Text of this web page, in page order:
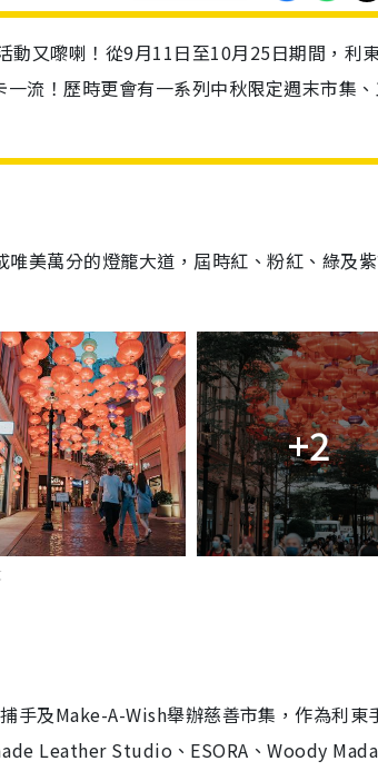
動又嚟喇！從9月11日至10月25日期間，利
流！歷時更會有一系列中秋限定週末市集
美萬分的燈籠大道，屆時紅、粉紅、綠及
+2
手及Make-A-Wish舉辦慈善市集，作為利東
Leather Studio、ESORA、Woody